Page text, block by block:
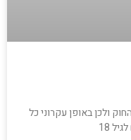
ולכן באופן עקרוני כל
18